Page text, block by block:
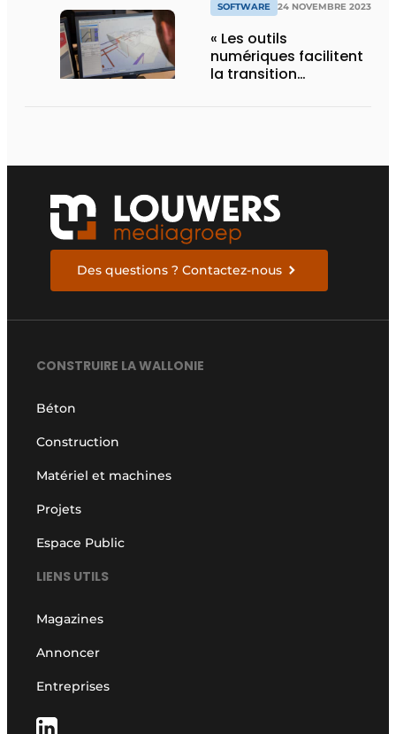
SOFTWARE 24 NOVEMBRE 2023
« Les outils
numériques facilitent
la transition
Des questions ? Contactez-nous
CONSTRUIRE LA WALLONIE
Béton
Construction
Matériel et machines
Projets
Espace Public
LIENS UTILS
Magazines
Annoncer
Entreprises